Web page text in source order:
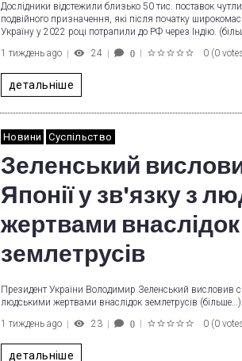
Дослідники відстежили близько 50 тис. поставок
подвійного призначення, які після початку
Україну у 2022 році потрапили до РФ через Індію.
1 тиждень ago
24 0 0 (0
детальніше
Новини Суспільство
Зеленський
Японії у зв'язку з
жертвами внаслідок
землетрусів
Президент України Володимир Зеленський висловив
людськими жертвами внаслідок землетрусів (більше…)
1 тиждень ago
23 0 0 (0
детальніше